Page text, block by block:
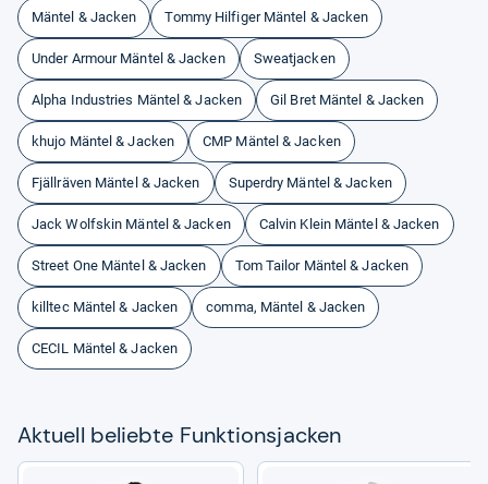
Mäntel & Jacken Tommy Hilfiger Mäntel & Jacken
Under Armour Mäntel & Jacken Sweatjacken
Alpha Industries Mäntel & Jacken Gil Bret Mäntel & Jacken
khujo Mäntel & Jacken CMP Mäntel & Jacken
Fjällräven Mäntel & Jacken Superdry Mäntel & Jacken
Jack Wolfskin Mäntel & Jacken Calvin Klein Mäntel & Jacken
Street One Mäntel & Jacken Tom Tailor Mäntel & Jacken
killtec Mäntel & Jacken comma, Mäntel & Jacken
CECIL Mäntel & Jacken
Aktu­ell beliebte Funk­ti­ons­ja­cken